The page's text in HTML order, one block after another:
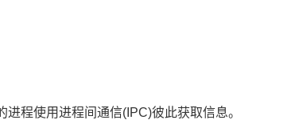
程使用进程间通信(IPC)彼此获取信息。